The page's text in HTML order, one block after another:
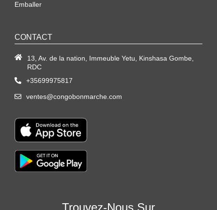
Emballer
CONTACT
13, Av. de la nation, Immeuble Yetu, Kinshasa Gombe,
RDC
+35699975817
ventes@congobonmarche.com
Trouvez-Nous Sur